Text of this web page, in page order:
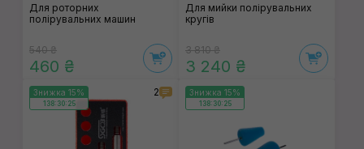
Для роторних
полірувальних машин
540 ₴
460 ₴
Для мийки полірувальних
кругів
3 810 ₴
3 240 ₴
Знижка 15%
138:30:24
2 Знижка 15%
138:30:24